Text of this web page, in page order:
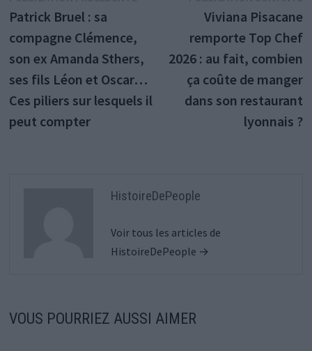
de
l’article
Patrick Bruel : sa
compagne Clémence,
son ex Amanda Sthers,
ses fils Léon et Oscar…
Ces piliers sur lesquels il
peut compter
Viviana Pisacane
remporte Top Chef
2026 : au fait, combien
ça coûte de manger
dans son restaurant
lyonnais ?
HistoireDePeople
Voir tous les articles de
HistoireDePeople →
VOUS POURRIEZ AUSSI AIMER